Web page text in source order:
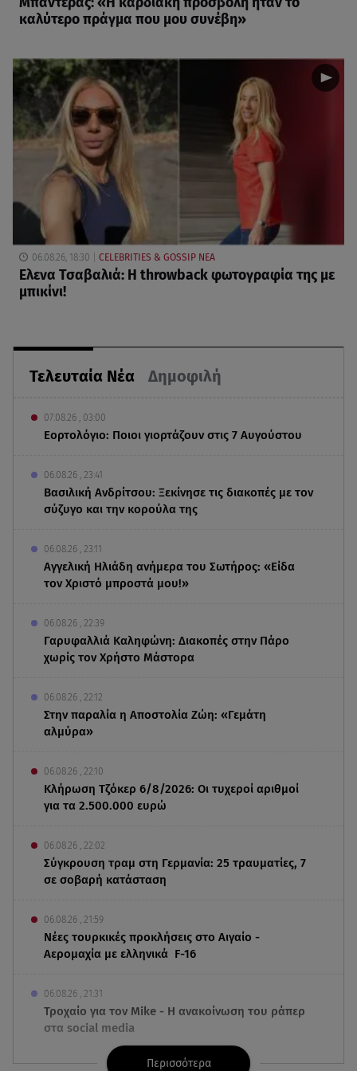
Τελευταία Νέα Δημοφιλή
07.08.26 , 03:00
Εορτολόγιο: Ποιοι γιορτάζουν στις 7 Αυγούστου
06.08.26 , 23:41
Βασιλική Ανδρίτσου: Ξεκίνησε τις διακοπές με τον
σύζυγο και την κορούλα της
06.08.26 , 23:11
Αγγελική Ηλιάδη ανήμερα του Σωτήρος: «Είδα
τον Χριστό μπροστά μου!»
06.08.26 , 22:39
Γαρυφαλλιά Καληφώνη: Διακοπές στην Πάρο
χωρίς τον Χρήστο Μάστορα
06.08.26 , 22:12
Στην παραλία η Αποστολία Ζώη: «Γεμάτη
αλμύρα»
06.08.26 , 22:10
Κλήρωση Τζόκερ 6/8/2026: Οι τυχεροί αριθμοί
για τα 2.500.000 ευρώ
06.08.26 , 22:02
Σύγκρουση τραμ στη Γερμανία: 25 τραυματίες, 7
σε σοβαρή κατάσταση
06.08.26 , 21:59
Νέες τουρκικές προκλήσεις στο Αιγαίο -
Αερομαχία με ελληνικά F-16
06.08.26 , 21:31
Τροχαίο για τον Mike - Η ανακοίνωση του ράπερ
στα social media
06.08.26 , 21:22 Περισσότερα
καλύτερο πράγμα που μου συνέβη»
06.08.26, 18:30 CELEBRITIES & GOSSIP ΝΕΑ
Ελενα Τσαβαλιά: Η throwback φωτογραφία της με
μπικίνι!